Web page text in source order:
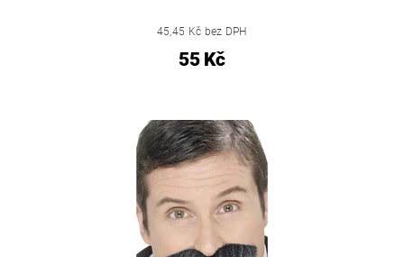
45,45 Kč bez DPH
55 Kč